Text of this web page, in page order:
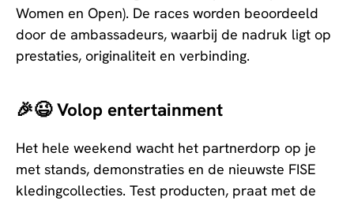
Women en Open). De races worden beoordeeld
door de ambassadeurs, waarbij de nadruk ligt op
prestaties, originaliteit en verbinding.
🎉😉 Volop entertainment
Het hele weekend wacht het partnerdorp op je
met stands, demonstraties en de nieuwste FISE
kledingcollecties. Test producten, praat met de